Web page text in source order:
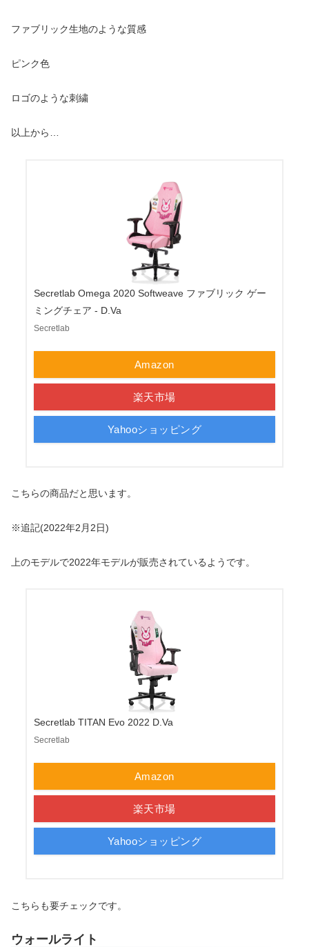
ファブリック生地のような質感
ピンク色
ロゴのような刺繍
以上から…
Secretlab Omega 2020 Softweave ファブリック ゲー
ミングチェア - D.Va
Secretlab
Amazon
楽天市場
Yahooショッピング
こちらの商品だと思います。
※追記(2022年2月2日)
上のモデルで2022年モデルが販売されているようです。
Secretlab TITAN Evo 2022 D.Va
Secretlab
Amazon
楽天市場
Yahooショッピング
こちらも要チェックです。
ウォールライト